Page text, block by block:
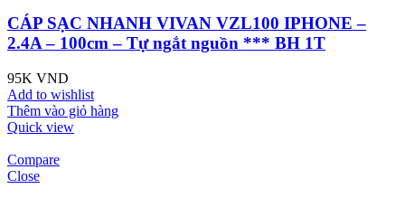
CÁP SẠC NHANH VIVAN VZL100 IPHONE –
2.4A – 100cm – Tự ngắt nguồn *** BH 1T
95K VND
Add to wishlist
Thêm vào giỏ hàng
Quick view
Compare
Close